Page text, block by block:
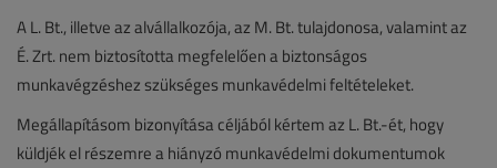
A L. Bt., illetve az alvállalkozója, az M. Bt. tulajdonosa, valamint az
É. Zrt. nem biztosította megfelelően a biztonságos
munkavégzéshez szükséges munkavédelmi feltételeket.
Megállapításom bizonyítása céljából kértem az L. Bt.-ét, hogy
küldjék el részemre a hiányzó munkavédelmi dokumentumok